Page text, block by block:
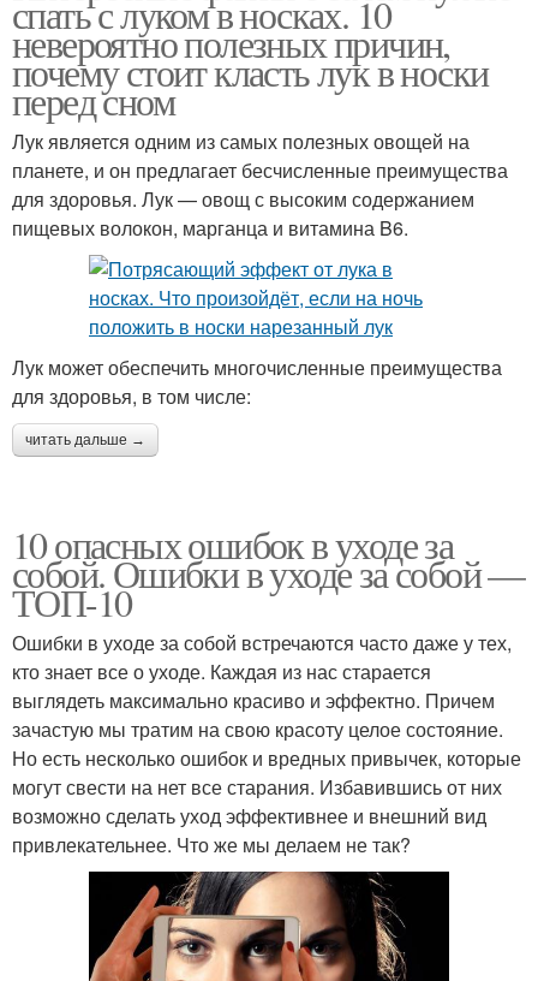
спать с луком в носках. 10
невероятно полезных причин,
почему стоит класть лук в носки
перед сном
Лук является одним из самых полезных овощей на
планете, и он предлагает бесчисленные преимущества
для здоровья. Лук — овощ с высоким содержанием
пищевых волокон, марганца и витамина B6.
Лук может обеспечить многочисленные преимущества
для здоровья, в том числе:
читать дальше →
10 опасных ошибок в уходе за
собой. Ошибки в уходе за собой —
ТОП-10
Ошибки в уходе за собой встречаются часто даже у тех,
кто знает все о уходе. Каждая из нас старается
выглядеть максимально красиво и эффектно. Причем
зачастую мы тратим на свою красоту целое состояние.
Но есть несколько ошибок и вредных привычек, которые
могут свести на нет все старания. Избавившись от них
возможно сделать уход эффективнее и внешний вид
привлекательнее. Что же мы делаем не так?